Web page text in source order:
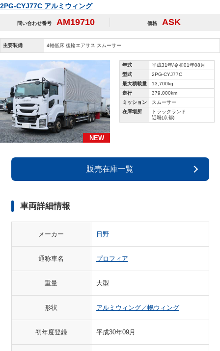
2PG-CYJ77C アルミウィング
問い合わせ番号 AM19710 価格 ASK
主要装備 4軸低床 後輪エアサス スムーサー
NEW
年式
平成31年/令和01年08月
型式
2PG-CYJ77C
最大積載量
13,700kg
走行
379,000km
ミッション
スムーサー
在庫場所
トラックランド
近畿(京都)
販売在庫一覧
車両詳細情報
メーカー 日野
通称車名 プロフィア
重量 大型
形状 アルミウィング／幌ウィング
初年度登録 平成30年09月